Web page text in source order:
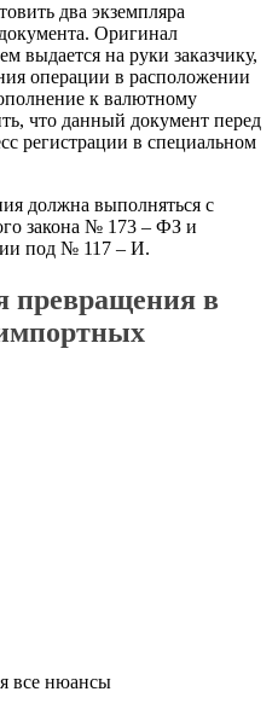
два экземпляра
Оригинал
выдается на руки заказчику,
операции в расположении
к валютному
что данный документ перед
регистрации в специальном
должна выполняться с
закона № 173 – ФЗ и
под № 117 – И.
превращения в
все нюансы